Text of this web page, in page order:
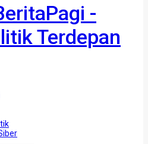
-
Terdepan